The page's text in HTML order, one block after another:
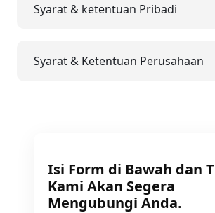
Syarat & ketentuan Pribadi
Syarat & Ketentuan Perusahaan
Isi Form di Bawah dan
Kami Akan Segera
Mengubungi Anda.